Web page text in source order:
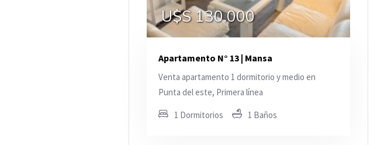
U$S 130.000
Apartamento N° 13 | Mansa
Venta apartamento 1 dormitorio y medio en
Punta del este, Primera línea
1 Dormitorios 1 Baños